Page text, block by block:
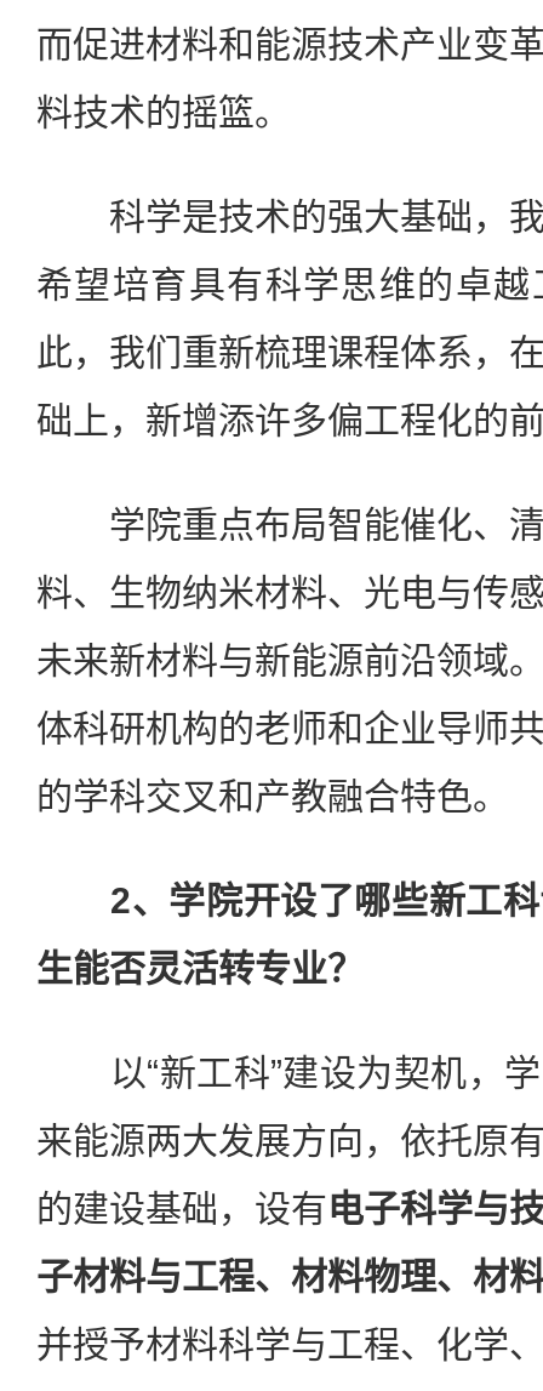
而促进材料和能源技术产业变
料技术的摇篮。
科学是技术的强大基础，我
希望培育具有科学思维的卓
此，我们重新梳理课程体系，
础上，新增添许多偏工程化的
学院重点布局智能催化、清
料、生物纳米材料、光电与传
未来新材料与新能源前沿领域
体科研机构的老师和企业导师
的学科交叉和产教融合特色。
2、学院开设了哪些新工
生能否灵活转专业？
以“新工科”建设为契机，学
来能源两大发展方向，依托原
的建设基础，设有电子科学与
子材料与工程、材料物理、材
并授予材料科学与工程、化学